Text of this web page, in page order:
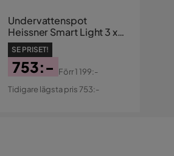
Undervattenspot
Heissner Smart Light 3 x
10W Transformator
SE PRISET!
Pris
753:-
Original
Förr1 199:-
Tidigare lägsta pris 753:-